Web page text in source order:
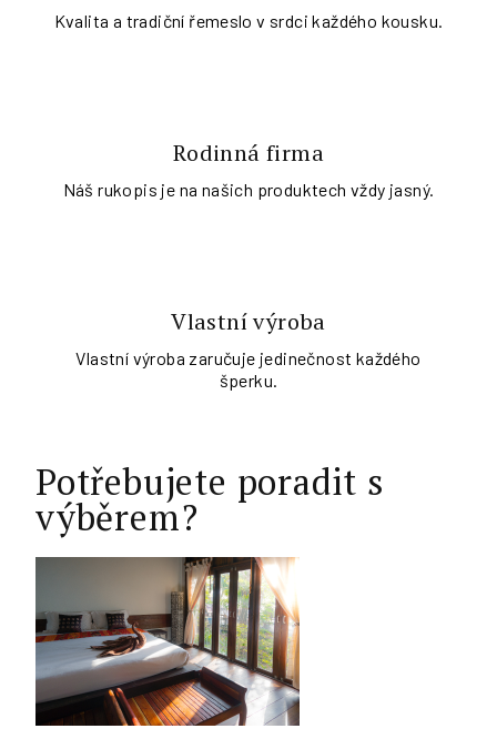
Kvalita a tradiční řemeslo v srdci každého kousku.
Rodinná firma
Náš rukopis je na našich produktech vždy jasný.
Vlastní výroba
Vlastní výroba zaručuje jedinečnost každého
šperku.
Potřebujete poradit s
výběrem?